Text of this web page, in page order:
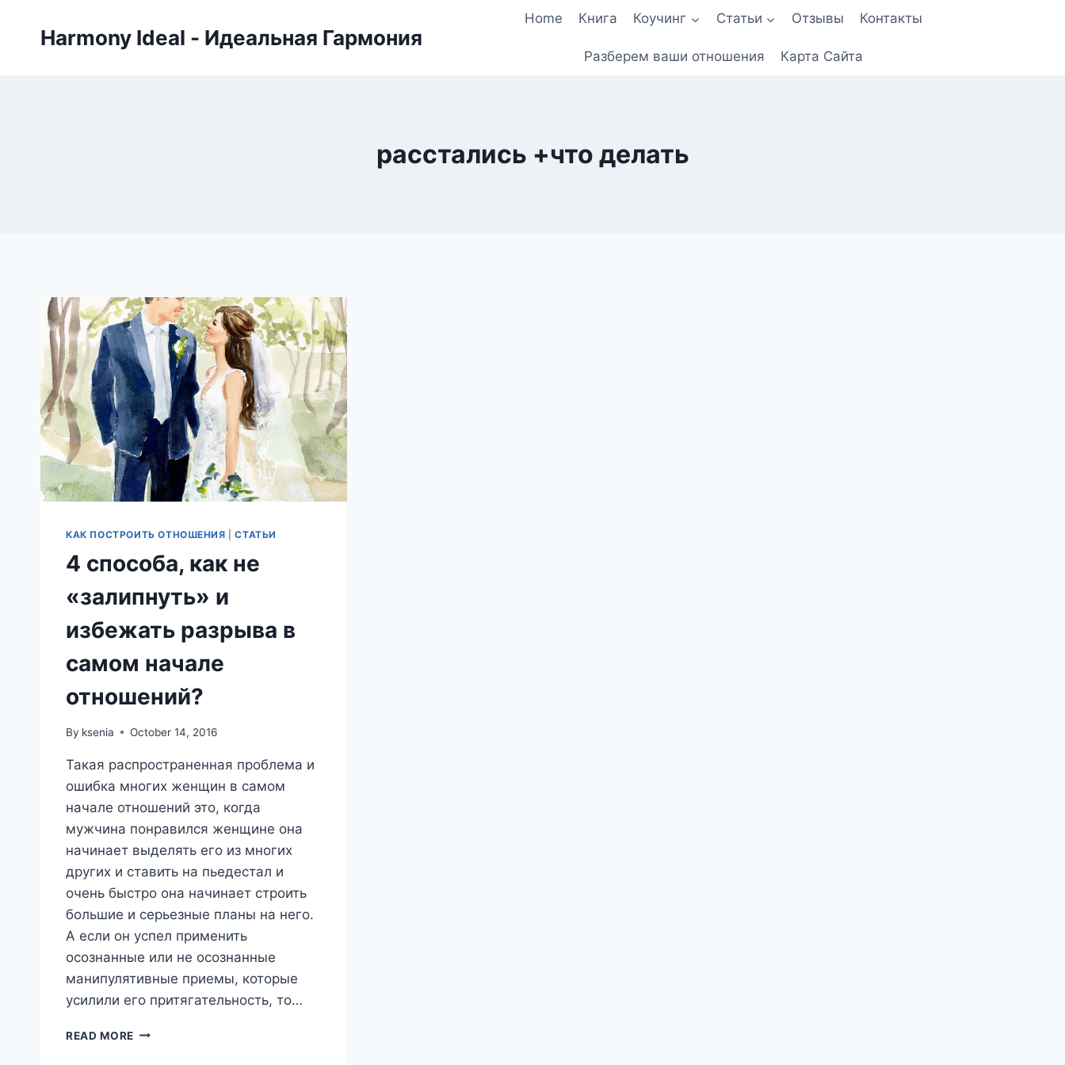
Harmony Ideal - Идеальная Гармония
Home Книга Коучинг Статьи Отзывы Контакты
Разберем ваши отношения Карта Сайта
расстались +что делать
КАК ПОСТРОИТЬ ОТНОШЕНИЯ |СТАТЬИ
4 способа, как не
«залипнуть» и
избежать разрыва в
самом начале
отношений?
By ksenia October 14, 2016
Такая распространенная проблема и
ошибка многих женщин в самом
начале отношений это, когда
мужчина понравился женщине она
начинает выделять его из многих
других и ставить на пьедестал и
очень быстро она начинает строить
большие и серьезные планы на него.
А если он успел применить
осознанные или не осознанные
манипулятивные приемы, которые
усилили его притягательность, то…
READ MORE 4